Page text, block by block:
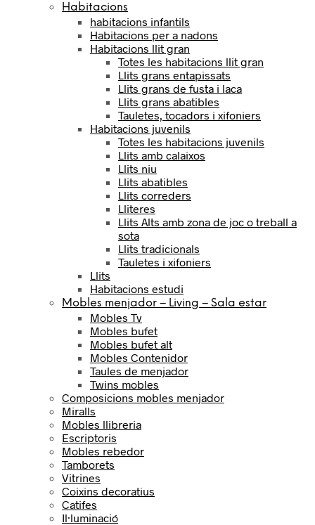
Habitacions
habitacions infantils
Habitacions per a nadons
Habitacions llit gran
Totes les habitacions llit gran
Llits grans entapissats
Llits grans de fusta i laca
Llits grans abatibles
Tauletes, tocadors i xifoniers
Habitacions juvenils
Totes les habitacions juvenils
Llits amb calaixos
Llits niu
Llits abatibles
Llits correders
Lliteres
Llits Alts amb zona de joc o treball a
sota
Llits tradicionals
Tauletes i xifoniers
Llits
Habitacions estudi
Mobles menjador – Living – Sala estar
Mobles Tv
Mobles bufet
Mobles bufet alt
Mobles Contenidor
Taules de menjador
Twins mobles
Composicions mobles menjador
Miralls
Mobles llibreria
Escriptoris
Mobles rebedor
Tamborets
Vitrines
Coixins decoratius
Catifes
Il·luminació